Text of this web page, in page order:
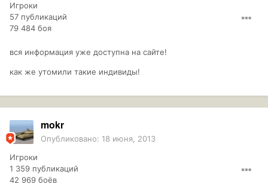
Игроки
57 публикаций
79 484 боя
вся информация уже доступна на сайте!
как же утомили такие индивиды!
mokr
Опубликовано: 18 июня, 2013
Игроки
1 359 публикаций
42 969 боёв